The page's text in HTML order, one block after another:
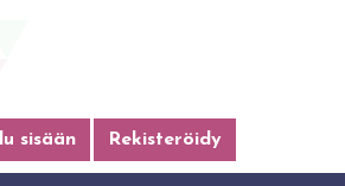
sisään Rekisteröidy